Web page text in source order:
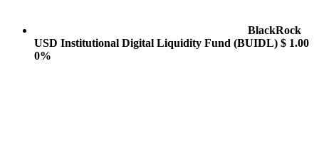
BlackRock
USD Institutional Digital Liquidity Fund (BUIDL) $ 1.00
0%